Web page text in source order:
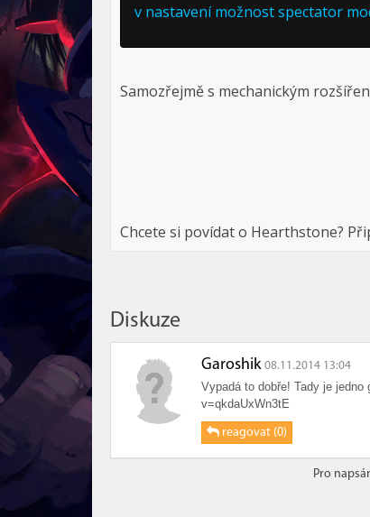
v nastavení možnost spectator
Samozřejmě s mechanickým
Chcete si povídat o Hearthstone?
Diskuze
Garoshik 08.11.2014 13:04
Vypadá to dobře! Tady je
v=qkdaUxWn3tE
reagovat (0)
Pro